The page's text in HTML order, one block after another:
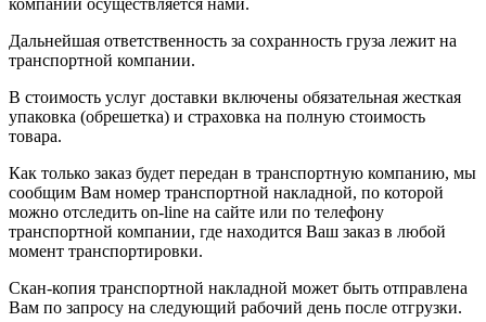
компании осуществляется нами.
Дальнейшая ответственность за сохранность груза лежит на
транспортной компании.
В стоимость услуг доставки включены обязательная жесткая
упаковка (обрешетка) и страховка на полную стоимость
товара.
Как только заказ будет передан в транспортную компанию, мы
сообщим Вам номер транспортной накладной, по которой
можно отследить on-line на сайте или по телефону
транспортной компании, где находится Ваш заказ в любой
момент транспортировки.
Скан-копия транспортной накладной может быть отправлена
Вам по запросу на следующий рабочий день после отгрузки.